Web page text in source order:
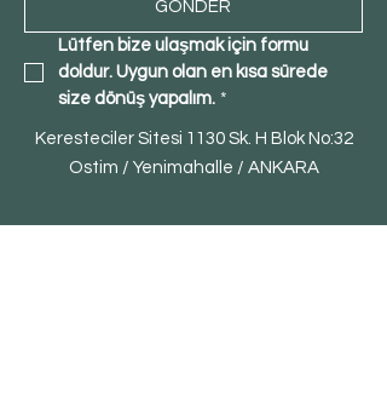
GÖNDER
Lütfen bize ulaşmak için formu
doldur. Uygun olan en kısa sürede
size dönüş yapalım. *
Keresteciler Sitesi 1130 Sk. H Blok No:32
Ostim / Yenimahalle / ANKARA